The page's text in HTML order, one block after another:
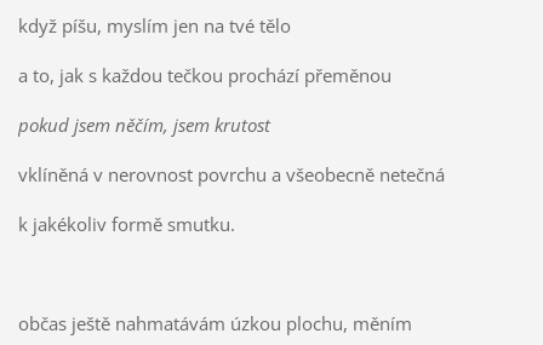
když píšu, myslím jen na tvé tělo
a to, jak s každou tečkou prochází přeměnou
pokud jsem něčím, jsem krutost
vklíněná v nerovnost povrchu a všeobecně netečná
k jakékoliv formě smutku.
občas ještě nahmatávám úzkou plochu, měním